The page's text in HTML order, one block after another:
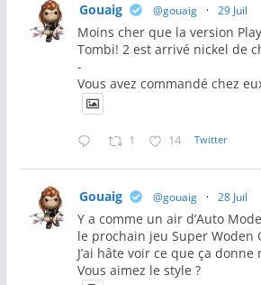
Gouaig @gouaig · 29 Juil
Moins cher que la version
Tombi! 2 est arrivé nickel de
-
Vous avez commandé chez
1 14 Twitter
Gouaig @gouaig · 28 Juil
Y a comme un air d’Auto
le prochain jeu Super Woden
J’ai hâte voir ce que ça
Vous aimez le style ?